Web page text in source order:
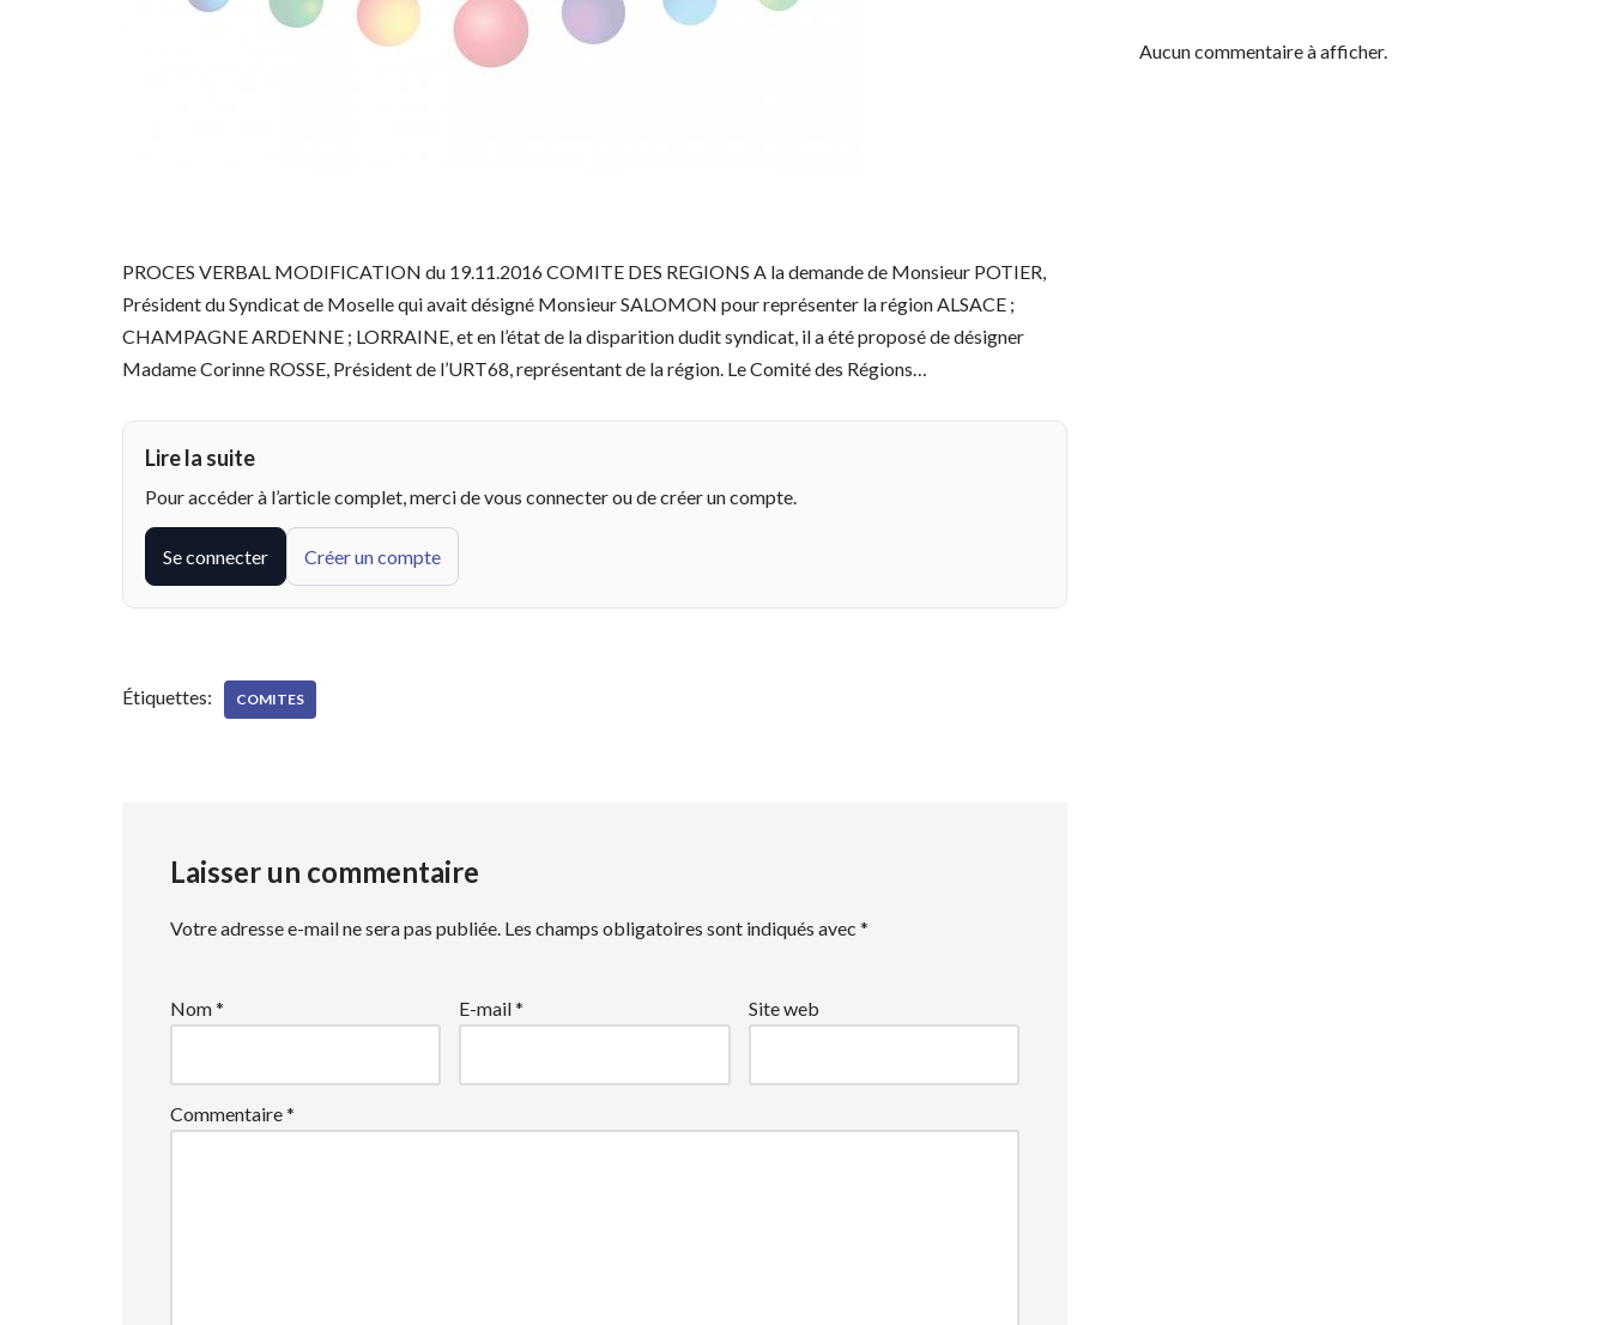
PROCES VERBAL MODIFICATION du 19.11.2016 COMITE DES REGIONS A la demande de Monsieur POTIER,
Président du Syndicat de Moselle qui avait désigné Monsieur SALOMON pour représenter la région ALSACE ;
CHAMPAGNE ARDENNE ; LORRAINE, et en l’état de la disparition dudit syndicat, il a été proposé de désigner
Madame Corinne ROSSE, Président de l’URT68, représentant de la région. Le Comité des Régions…
Lire la suite
Pour accéder à l’article complet, merci de vous connecter ou de créer un compte.
Se connecter Créer un compte
Étiquettes: COMITES
Laisser un commentaire
Votre adresse e-mail ne sera pas publiée. Les champs obligatoires sont indiqués avec *
Nom* E-mail* Site web
Commentaire*
Aucun commentaire à afficher.